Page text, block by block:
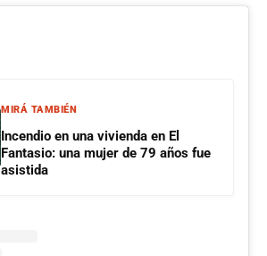
MIRÁ TAMBIÉN
Incendio en una vivienda en El
Fantasio: una mujer de 79 años fue
asistida